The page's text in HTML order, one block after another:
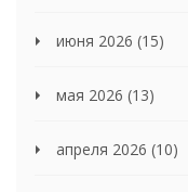
июня 2026 (15)
мая 2026 (13)
апреля 2026 (10)